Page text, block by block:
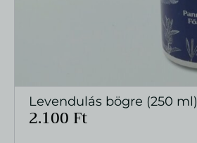
MEGTEKINTÉS
Levendulás bögre (250 ml)
2.100 Ft